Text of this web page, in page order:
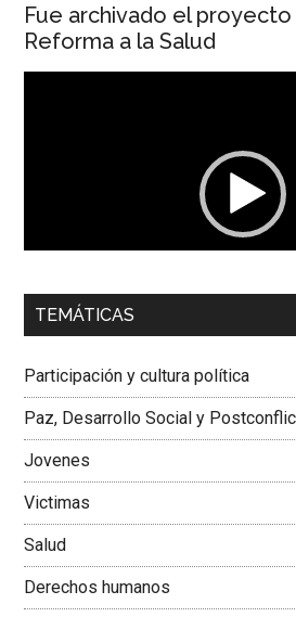
Fue archivado el
Reforma a la Salud
00:00
Dra. Carolina Corcho Mejía,
Colombiana
TEMÁTICAS
Participación y cultura política
Paz, Desarrollo Social y
Jovenes
Victimas
Salud
Derechos humanos